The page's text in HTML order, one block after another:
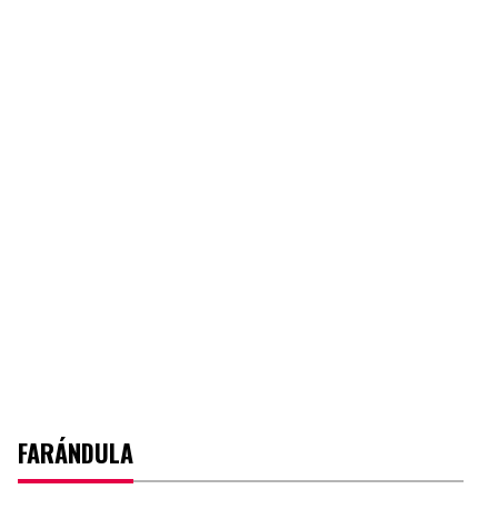
FARÁNDULA